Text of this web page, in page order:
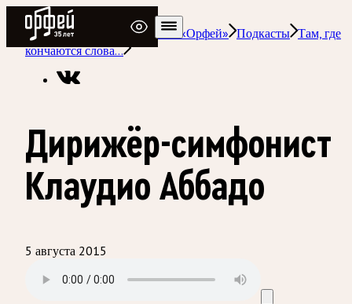
Радио Орфей
Радио классической музыки «Орфей» Подкасты Там, где
кончаются слова…
Дирижёр-симфонист
Клаудио Аббадо
5 августа 2015